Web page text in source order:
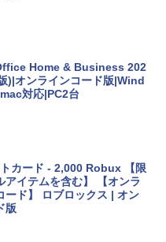
ラ、Touch ID - インディ
NEC Lavie ASUS HP dyna
Air M5チップ搭載
インチLiquid Retinaディ
Home & Business 202
)|オンラインコード版|Wind
対応|PC2台
カード - 2,000 Robux 【限
アイテムを含む】 【オンラ
ード】 ロブロックス | オン
版